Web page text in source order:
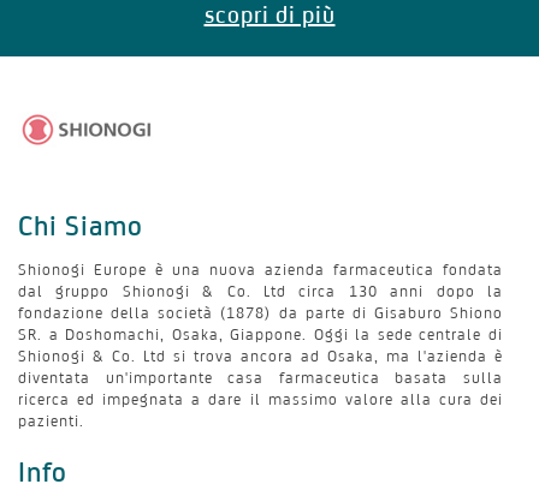
scopri di più
Chi Siamo
Shionogi Europe è una nuova azienda farmaceutica fondata
dal gruppo Shionogi & Co. Ltd circa 130 anni dopo la
fondazione della società (1878) da parte di Gisaburo Shiono
SR. a Doshomachi, Osaka, Giappone. Oggi la sede centrale di
Shionogi & Co. Ltd si trova ancora ad Osaka, ma l'azienda è
diventata un'importante casa farmaceutica basata sulla
ricerca ed impegnata a dare il massimo valore alla cura dei
pazienti.
Info